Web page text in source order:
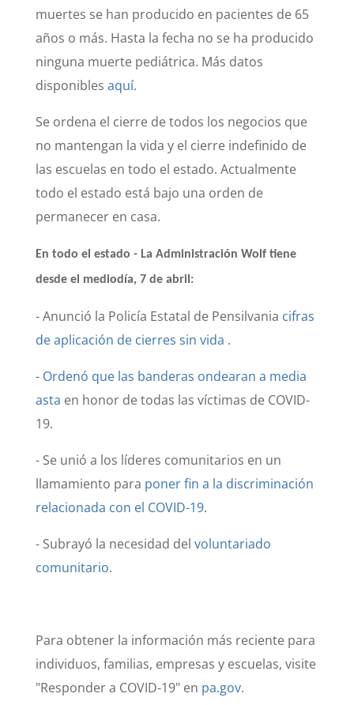
muertes se han producido en pacientes de 65
años o más. Hasta la fecha no se ha producido
ninguna muerte pediátrica. Más datos
disponibles aquí.
Se ordena el cierre de todos los negocios que
no mantengan la vida y el cierre indefinido de
las escuelas en todo el estado. Actualmente
todo el estado está bajo una orden de
permanecer en casa.
En todo el estado - La Administración Wolf tiene
desde el mediodía, 7 de abril:
- Anunció la Policía Estatal de Pensilvania cifras
de aplicación de cierres sin vida .
- Ordenó que las banderas ondearan a media
asta en honor de todas las víctimas de COVID-
19.
- Se unió a los líderes comunitarios en un
llamamiento para poner fin a la discriminación
relacionada con el COVID-19.
- Subrayó la necesidad del voluntariado
comunitario.
Para obtener la información más reciente para
individuos, familias, empresas y escuelas, visite
"Responder a COVID-19" en pa.gov.